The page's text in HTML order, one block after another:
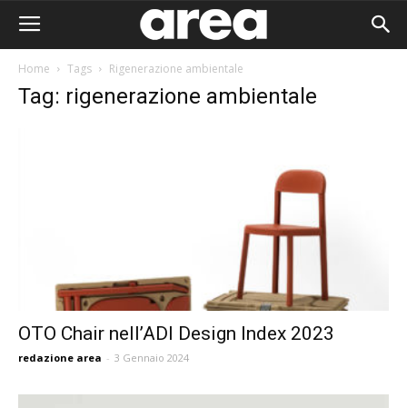
Home Tags Rigenerazione ambientale
Tag: rigenerazione ambientale
OTO Chair nell’ADI Design Index 2023
redazione area - 3 Gennaio 2024